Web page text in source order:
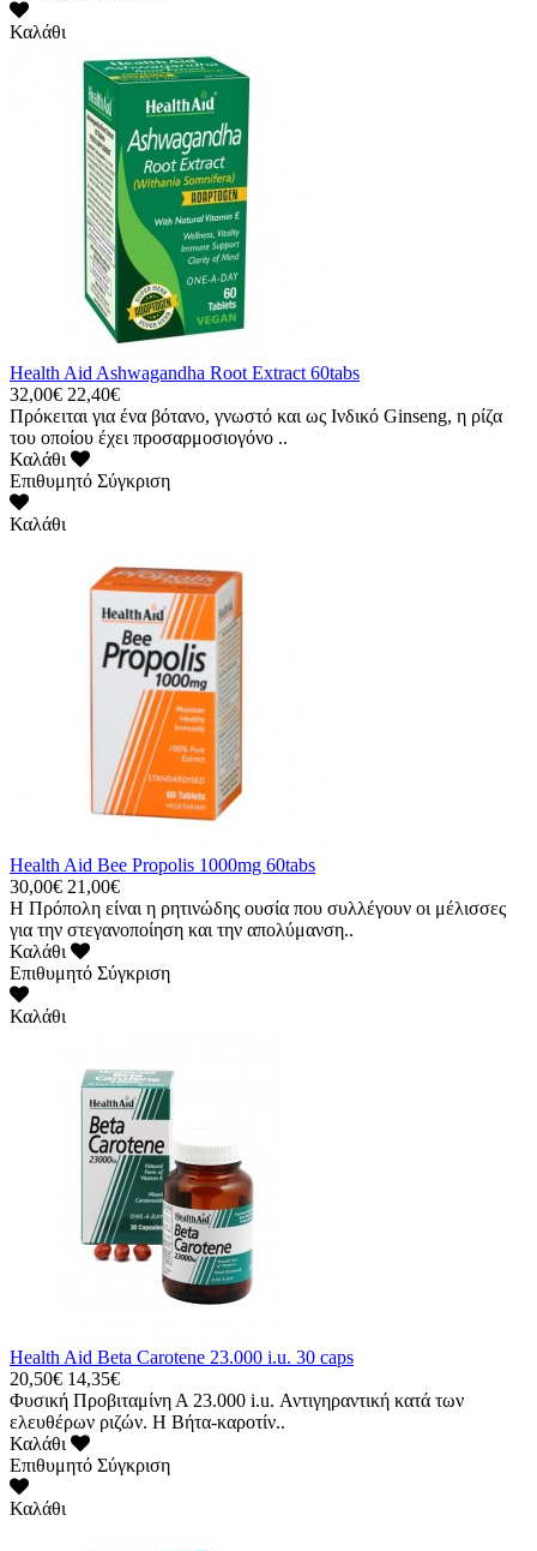
Καλάθι
Health Aid Ashwagandha Root Extract 60tabs
32,00€ 22,40€
Πρόκειται για ένα βότανο, γνωστό και ως Ινδικό Ginseng, η ρίζα
του οποίου έχει προσαρμοσιογόνο ..
Καλάθι
Επιθυμητό Σύγκριση
Καλάθι
Health Aid Bee Propolis 1000mg 60tabs
30,00€ 21,00€
Η Πρόπολη είναι η ρητινώδης ουσία που συλλέγουν οι μέλισσες
για την στεγανοποίηση και την απολύμανση..
Καλάθι
Επιθυμητό Σύγκριση
Καλάθι
Health Aid Beta Carotene 23.000 i.u. 30 caps
20,50€ 14,35€
Φυσική Προβιταμίνη Α 23.000 i.u. Αντιγηραντική κατά των
ελευθέρων ριζών. Η Βήτα-καροτίν..
Καλάθι
Επιθυμητό Σύγκριση
Καλάθι